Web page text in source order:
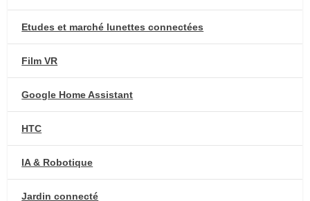
Etudes et marché lunettes connectées
Film VR
Google Home Assistant
HTC
IA & Robotique
Jardin connecté